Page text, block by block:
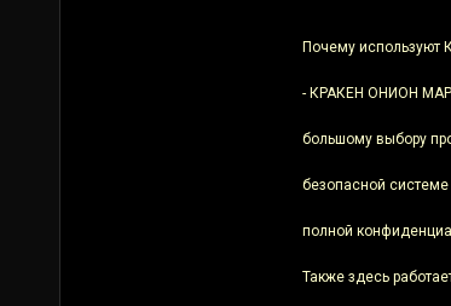
Почему
- КРАКЕН ОНИОН
большому выбору
безопасной системе
полной
Также здесь